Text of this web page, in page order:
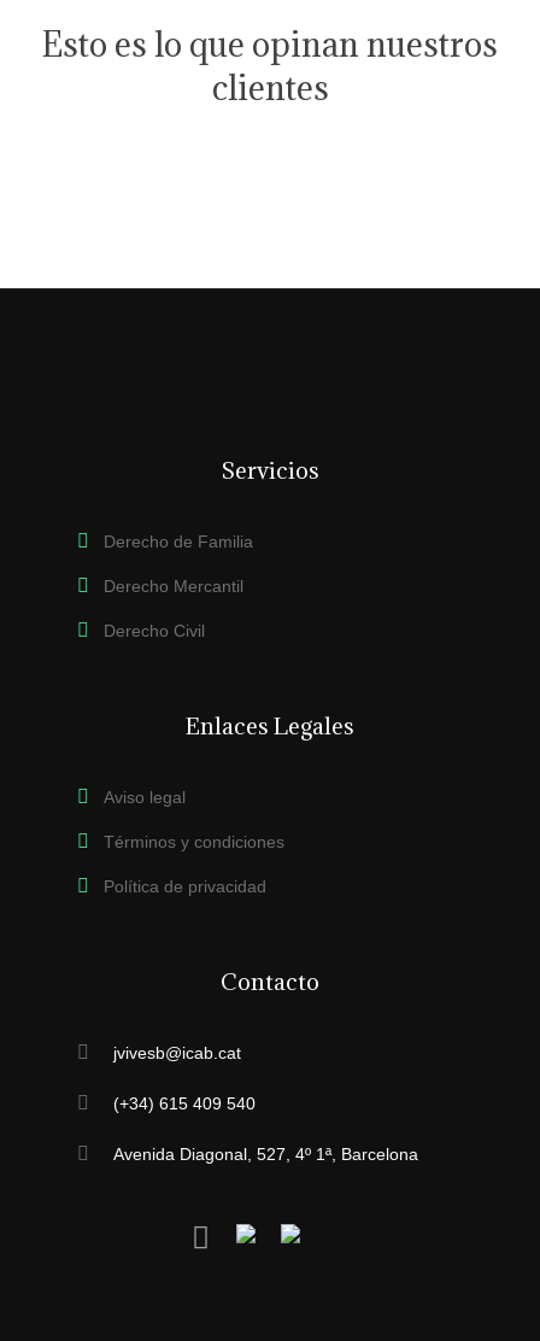
Esto es lo que opinan nuestros
clientes
Servicios
Derecho de Familia
Derecho Mercantil
Derecho Civil
Enlaces Legales
Aviso legal
Términos y condiciones
Política de privacidad
Contacto
jvivesb@icab.cat
(+34) 615 409 540
Avenida Diagonal, 527, 4º 1ª, Barcelona